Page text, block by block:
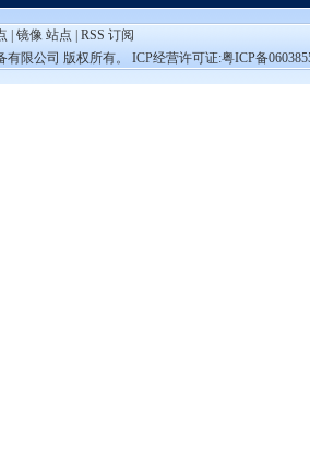
镜像 站点
RSS 订阅
有限公司 版权所有。 ICP经营许可证:粤ICP备